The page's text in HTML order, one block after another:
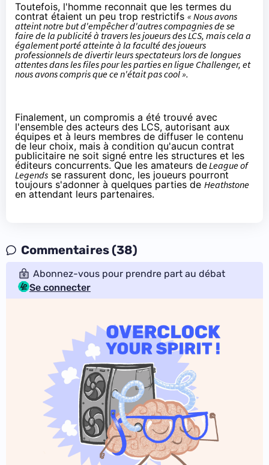
Toutefois, l'homme reconnait que les termes du
contrat étaient un peu trop restrictifs « Nous avons
atteint notre but d'empêcher d'autres compagnies de se
faire de la publicité à travers les joueurs des LCS, mais cela a
également porté atteinte à la faculté des joueurs
professionnels de divertir leurs spectateurs lors de longues
attentes dans les files pour les parties en ligue Challenger, et
nous avons compris que ce n'était pas cool ».
Finalement, un compromis a été trouvé avec
l'ensemble des acteurs des LCS, autorisant aux
équipes et à leurs membres de diffuser le contenu
de leur choix, mais à condition qu'aucun contrat
publicitaire ne soit signé entre les structures et les
éditeurs concurrents. Que les amateurs deLeague of
Legends se rassurent donc, les joueurs pourront
toujours s'adonner à quelques parties de Heathstone
en attendant leurs partenaires.
Commentaires (38)
Abonnez-vous pour prendre part au débat
Se connecter